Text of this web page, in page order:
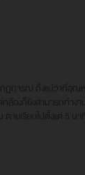
รณ์ ถึงแม้ว่าที่อุณหภูมิ
ล้องก็ยังสามารถทำง
ายเรียบไปตั้งแต่ 5 นา